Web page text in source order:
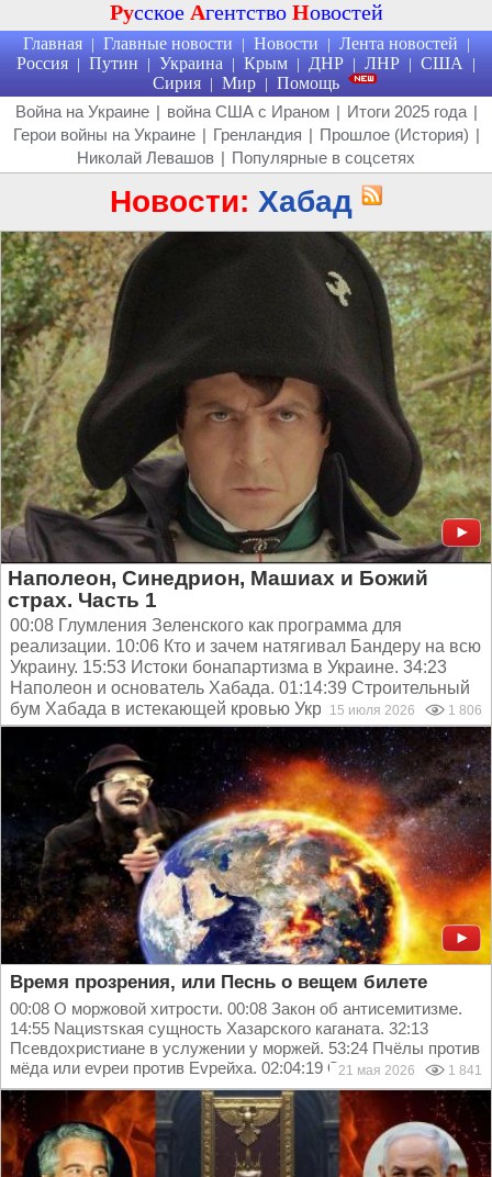
Русское Агентство Новостей
Главная | Главные новости | Новости | Лента новостей |
Россия | Путин | Украина | Крым | ДНР | ЛНР | США |
Сирия | Мир | Помощь
Война на Украине | война США с Ираном | Итоги 2025 года |
Герои войны на Украине | Гренландия | Прошлое (История) |
Николай Левашов | Популярные в соцсетях
Новости: Хабад
Наполеон, Синедрион, Машиах и Божий
страх. Часть 1
00:08 Глумления Зеленского как программа для
реализации. 10:06 Кто и зачем натягивал Бандеру на всю
Украину. 15:53 Истоки бонапартизма в Украине. 34:23
Наполеон и основатель Хабада. 01:14:39 Строительный
бум Хабада в истекающей кровью Украине. 01:27:13 Как...
15 июля 2026 1 806
Время прозрения, или Песнь о вещем билете
00:08 О моржовой хитрости. 00:08 Закон об антисемитизме.
14:55 Naциsтsкая сущность Хазарского каганата. 32:13
Псевдохристиане в услужении у моржей. 53:24 Пчёлы против
мёда или еvpеи против Еvpейxа. 02:04:19 О...21 мая 2026 1 841